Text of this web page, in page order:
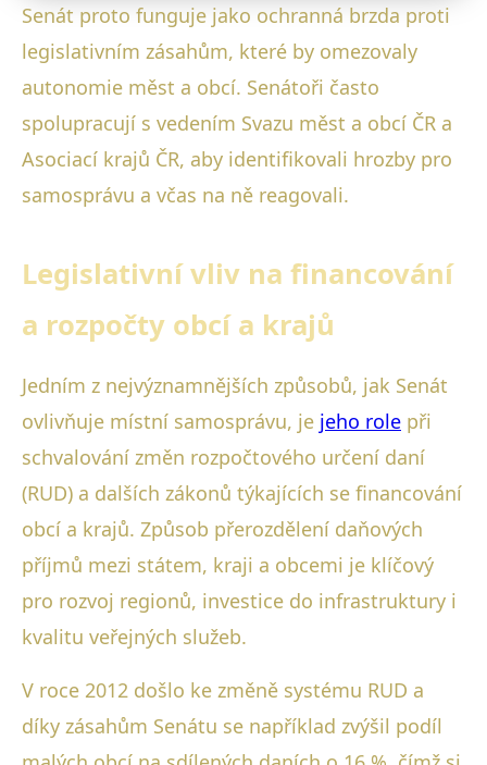
Senát proto funguje jako ochranná brzda proti
legislativním zásahům, které by omezovaly
autonomie měst a obcí. Senátoři často
spolupracují s vedením Svazu měst a obcí ČR a
Asociací krajů ČR, aby identifikovali hrozby pro
samosprávu a včas na ně reagovali.
Legislativní vliv na financování
a rozpočty obcí a krajů
Jedním z nejvýznamnějších způsobů, jak Senát
ovlivňuje místní samosprávu, je jeho role při
schvalování změn rozpočtového určení daní
(RUD) a dalších zákonů týkajících se financování
obcí a krajů. Způsob přerozdělení daňových
příjmů mezi státem, kraji a obcemi je klíčový
pro rozvoj regionů, investice do infrastruktury i
kvalitu veřejných služeb.
V roce 2012 došlo ke změně systému RUD a
díky zásahům Senátu se například zvýšil podíl